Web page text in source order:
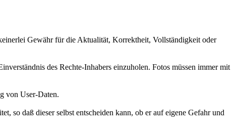
Gewähr für die Aktualität, Korrektheit, Vollständigkeit oder
des Rechte-Inhabers einzuholen. Fotos müssen immer mit
von User-Daten.
so daß dieser selbst entscheiden kann, ob er auf eigene Gefahr und